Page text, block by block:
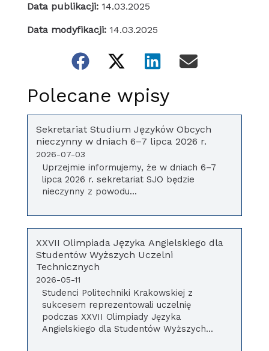
Data publikacji: 14.03.2025
Data modyfikacji: 14.03.2025
Polecane wpisy
Sekretariat Studium Języków Obcych
nieczynny w dniach 6–7 lipca 2026 r.
2026-07-03
Uprzejmie informujemy, że w dniach 6–7
lipca 2026 r. sekretariat SJO będzie
nieczynny z powodu...
XXVII Olimpiada Języka Angielskiego dla
Studentów Wyższych Uczelni
Technicznych
2026-05-11
Studenci Politechniki Krakowskiej z
sukcesem reprezentowali uczelnię
podczas XXVII Olimpiady Języka
Angielskiego dla Studentów Wyższych...